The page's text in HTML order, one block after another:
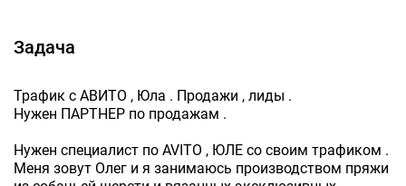
Задача
Трафик с АВИТО , Юла . Продажи , лиды .
Нужен ПАРТНЕР по продажам .
Нужен специалист по AVITO , ЮЛЕ со своим трафиком .
Меня зовут Олег и я занимаюсь производством пряжи